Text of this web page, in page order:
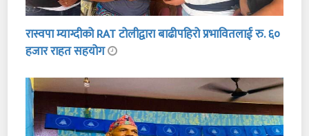
रास्वपा म्याग्दीको RAT टोलीद्वारा बाढीपहिरो प्रभावितलाई रु. ६०
हजार राहत सहयोग